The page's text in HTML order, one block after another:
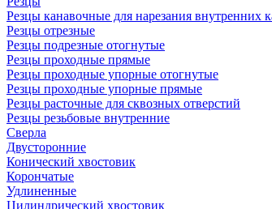
Резцы канавочные для нарезания внутренних
Резцы отрезные
Резцы подрезные отогнутые
Резцы проходные прямые
Резцы проходные упорные отогнутые
Резцы проходные упорные прямые
Резцы расточные для сквозных отверстий
Резцы резьбовые внутренние
Сверла
Двусторонние
Конический хвостовик
Корончатые
Удлиненные
Цилиндрический хвостовик